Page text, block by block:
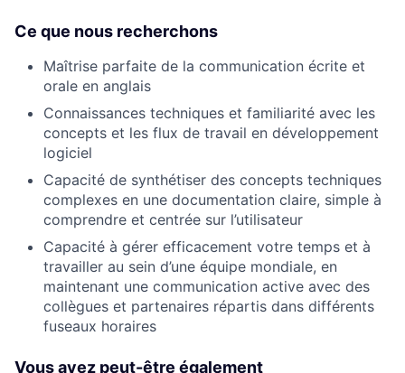
Ce que nous recherchons
Maîtrise parfaite de la communication écrite et
orale en anglais
Connaissances techniques et familiarité avec les
concepts et les flux de travail en développement
logiciel
Capacité de synthétiser des concepts techniques
complexes en une documentation claire, simple à
comprendre et centrée sur l’utilisateur
Capacité à gérer efficacement votre temps et à
travailler au sein d’une équipe mondiale, en
maintenant une communication active avec des
collègues et partenaires répartis dans différents
fuseaux horaires
Vous avez peut-être également